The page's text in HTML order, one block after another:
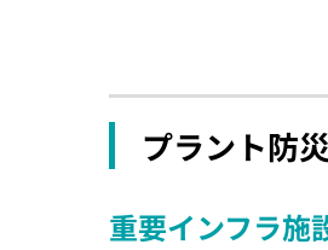
プラント防
重要インフラ施